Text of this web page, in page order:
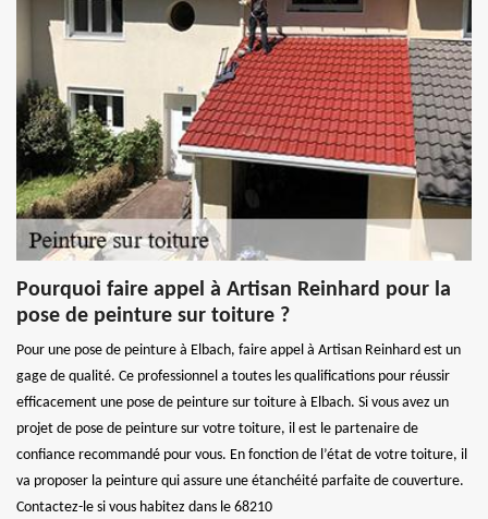
Pourquoi faire appel à Artisan Reinhard pour la
pose de peinture sur toiture ?
Pour une pose de peinture à Elbach, faire appel à Artisan Reinhard est un
gage de qualité. Ce professionnel a toutes les qualifications pour réussir
efficacement une pose de peinture sur toiture à Elbach. Si vous avez un
projet de pose de peinture sur votre toiture, il est le partenaire de
confiance recommandé pour vous. En fonction de l’état de votre toiture, il
va proposer la peinture qui assure une étanchéité parfaite de couverture.
Contactez-le si vous habitez dans le 68210